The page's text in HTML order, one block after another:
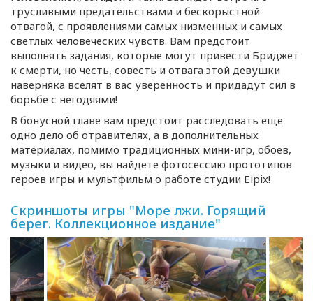
трусливыми предательствами и бескорыстной
отвагой, с проявлениями самых низменных и самых
светлых человеческих чувств. Вам предстоит
выполнять задания, которые могут привести Бриджет
к смерти, но честь, совесть и отвага этой девушки
наверняка вселят в вас уверенность и придадут сил в
борьбе с негодяями!
В бонусной главе вам предстоит расследовать еще
одно дело об отравителях, а в дополнительных
материалах, помимо традиционных мини-игр, обоев,
музыки и видео, вы найдете фотосессию прототипов
героев игры и мультфильм о работе студии Eipix!
Скриншоты игры "Море лжи. Горящий
берег. Коллекционное издание"